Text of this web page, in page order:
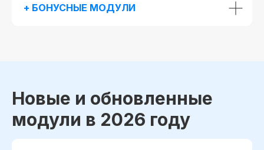
+ БОНУСНЫЕ МОДУЛИ
Новые и обновленные
модули в 2026 году